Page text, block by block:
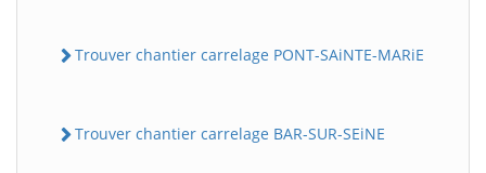
Trouver chantier carrelage PONT-SAiNTE-MARiE
Trouver chantier carrelage BAR-SUR-SEiNE